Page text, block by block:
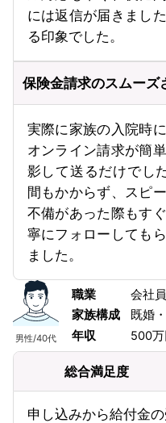
には返信が届きまし
る印象でした。
保険金請求のスムーズ
実際に家族の入院時
オンライン請求が簡
影して送るだけでし
間もかからず、スピ
不備があった際もす
寧にフォローしても
ました。
男性/40代
職業
会社
家族構成
既婚
年収
500
総合満足度
申し込みから給付金